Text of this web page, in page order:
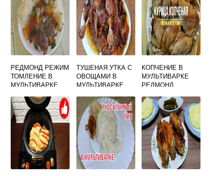
РЕДМОНД РЕЖИМ
ТОМЛЕНИЕ В
МУЛЬТИВАРКЕ
ТУШЕНАЯ УТКА С
ОВОЩАМИ В
МУЛЬТИВАРКЕ
КОПЧЕНИЕ В
МУЛЬТИВАРКЕ
РЕДМОНД